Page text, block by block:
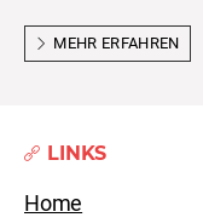
MEHR ERFAHREN
LINKS
Home